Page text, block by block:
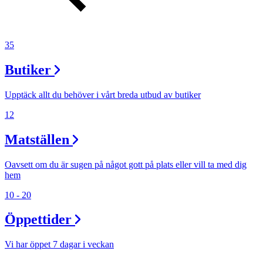
Inspiration
Magasin
Presentkort
Min Shopping-app
35
Butiker
Upptäck allt du behöver i vårt breda utbud av butiker
12
Matställen
Oavsett om du är sugen på något gott på plats eller vill ta med dig
hem
10 - 20
Öppettider
Vi har öppet 7 dagar i veckan